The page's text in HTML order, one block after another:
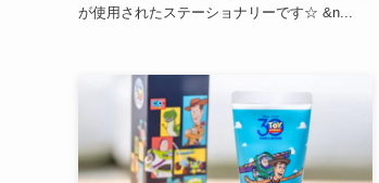
が使用されたステーショナリーです☆ &n...